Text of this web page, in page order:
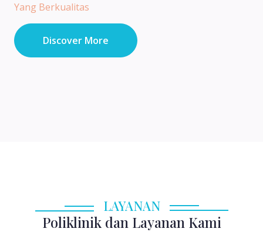
Yang Berkualitas
Discover More
LAYANAN
Poliklinik dan Layanan Kami